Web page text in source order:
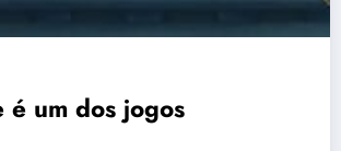
é um dos jogos